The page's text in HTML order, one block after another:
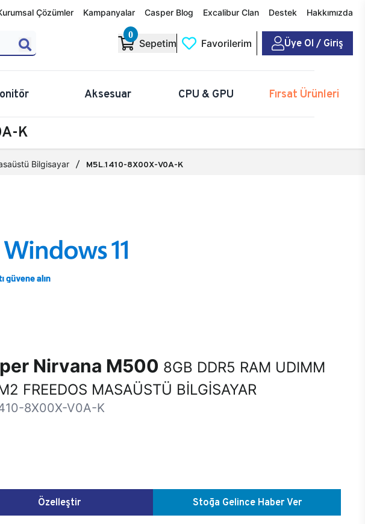
Çözümler Kampanyalar Casper Blog Excalibur Clan Destek Hakkımızda
0
Sepetim Favorilerim Üye Ol / Giriş
Aksesuar CPU & GPU Fırsat Ürünleri
K
Bilgisayar M5L.1410-8X00X-V0A-K
Nirvana M500 8GB DDR5 RAM UDIMM
FREEDOS MASAÜSTÜ BİLGİSAYAR
8X00X-V0A-K
Özelleştir Stoğa Gelince Haber Ver